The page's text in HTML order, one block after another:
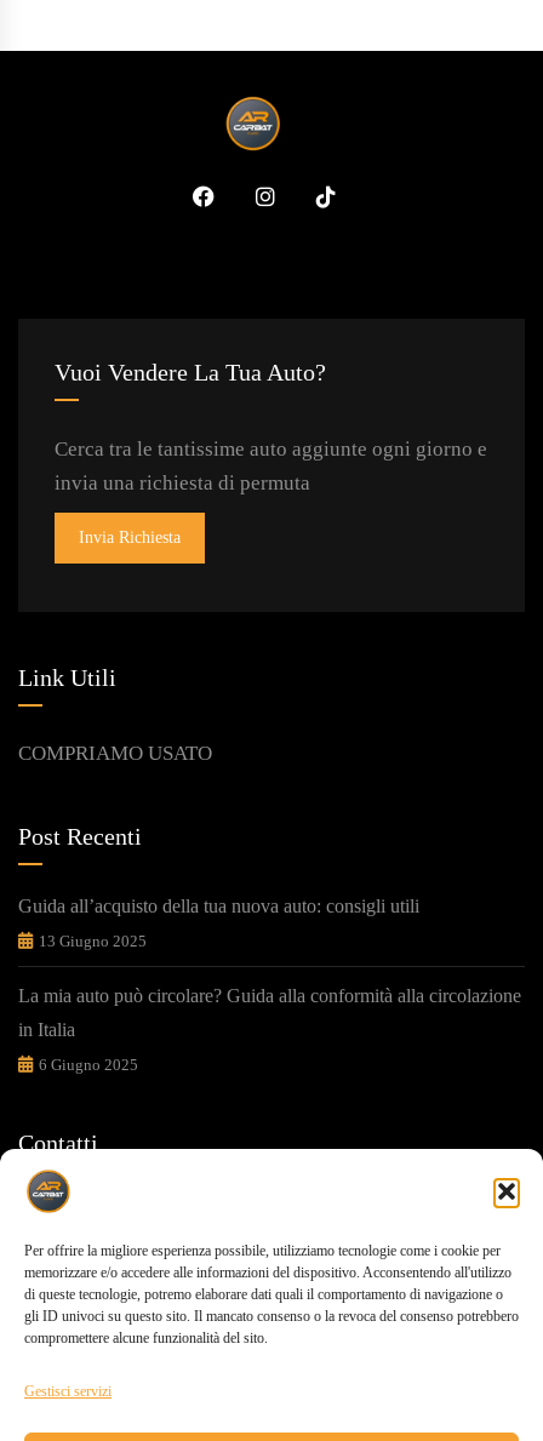
Per offrire la migliore esperienza possibile, utilizziamo tecnologie come i cookie per
memorizzare e/o accedere alle informazioni del dispositivo. Acconsentendo all'utilizzo
di queste tecnologie, potremo elaborare dati quali il comportamento di navigazione o
gli ID univoci su questo sito. Il mancato consenso o la revoca del consenso potrebbero
compromettere alcune funzionalità del sito.
Gestisci servizi
Vuoi Vendere La Tua Auto?
Cerca tra le tantissime auto aggiunte ogni giorno e
invia una richiesta di permuta
Invia Richiesta
Link Utili
COMPRIAMO USATO
Post Recenti
Guida all’acquisto della tua nuova auto: consigli utili
13 Giugno 2025
La mia auto può circolare? Guida alla conformità alla circolazione
in Italia
6 Giugno 2025
Contatti
Ti sosteniamo in ogni tua scelta
Via carrara,155 Pompei(NA) 80050
0818506091